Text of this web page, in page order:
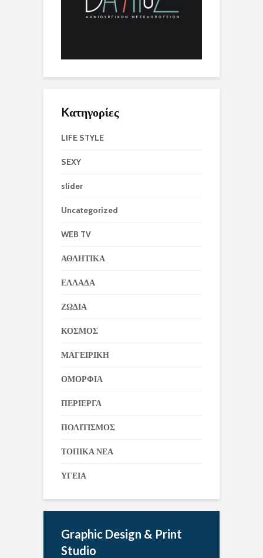
Kατηγορίες
LIFE STYLE
SEXY
slider
Uncategorized
WEB TV
ΑΘΛΗΤΙΚΑ
ΕΛΛΑΔΑ
ΖΩΔΙΑ
ΚΟΣΜΟΣ
ΜΑΓΕΙΡΙΚΗ
ΟΜΟΡΦΙΑ
ΠΕΡΙΕΡΓΑ
ΠΟΛΙΤΙΣΜΟΣ
ΤΟΠΙΚΑ ΝΕΑ
ΥΓΕΙΑ
Graphic Design & Print
Studio